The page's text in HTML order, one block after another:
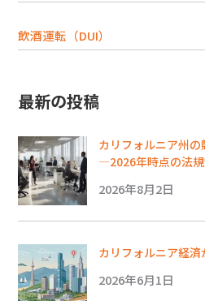
飲酒運転（DUI）
最新の投稿
カリフォルニア州
―2026年時点の法
2026年8月2日
カリフォルニア経
2026年6月1日